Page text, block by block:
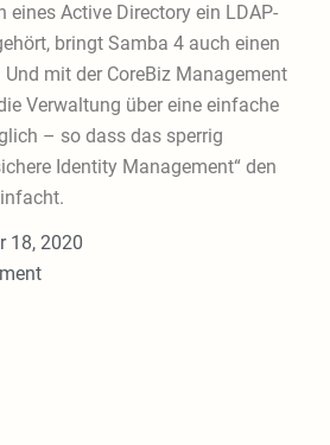
eines Active Directory ein LDAP-
bringt Samba 4 auch einen
mit der CoreBiz Management
Verwaltung über eine einfache
– so dass das sperrig
Identity Management“ den
18, 2020